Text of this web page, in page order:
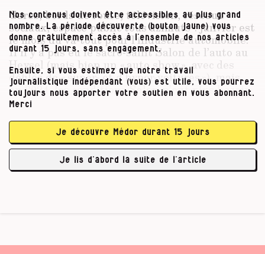
Gares, bords de route, télévision, réseaux
sociaux, espace public tous azimuts : janvier est
le mois du va-tout pour l’industrie automobile.
Il n’y a pas eu le sacro-saint Salon de l’auto au
Heysel (mais bien un « auto show », avec des
défilés de « super- et d’hyper-voitures »), mais,
en 2024, les conditions Salon n’ont plus besoin
de stands et de colporteurs de berlines pour
représenter jusqu’à un quart du prix de la
voiture, font que 30 % des ventes de voitures en
Belgique se concluent sur cette période. 30 %
c’est aussi …
Nos contenus doivent être accessibles au plus grand
nombre. La période découverte (bouton jaune) vous
donne gratuitement accès à l’ensemble de nos articles
durant 15 jours, sans engagement.
Ensuite, si vous estimez que notre travail
journalistique indépendant (vous) est utile, vous pourrez
toujours nous apporter votre soutien en vous abonnant.
Merci
Je découvre Médor durant 15 jours
Je lis d’abord la suite de l’article